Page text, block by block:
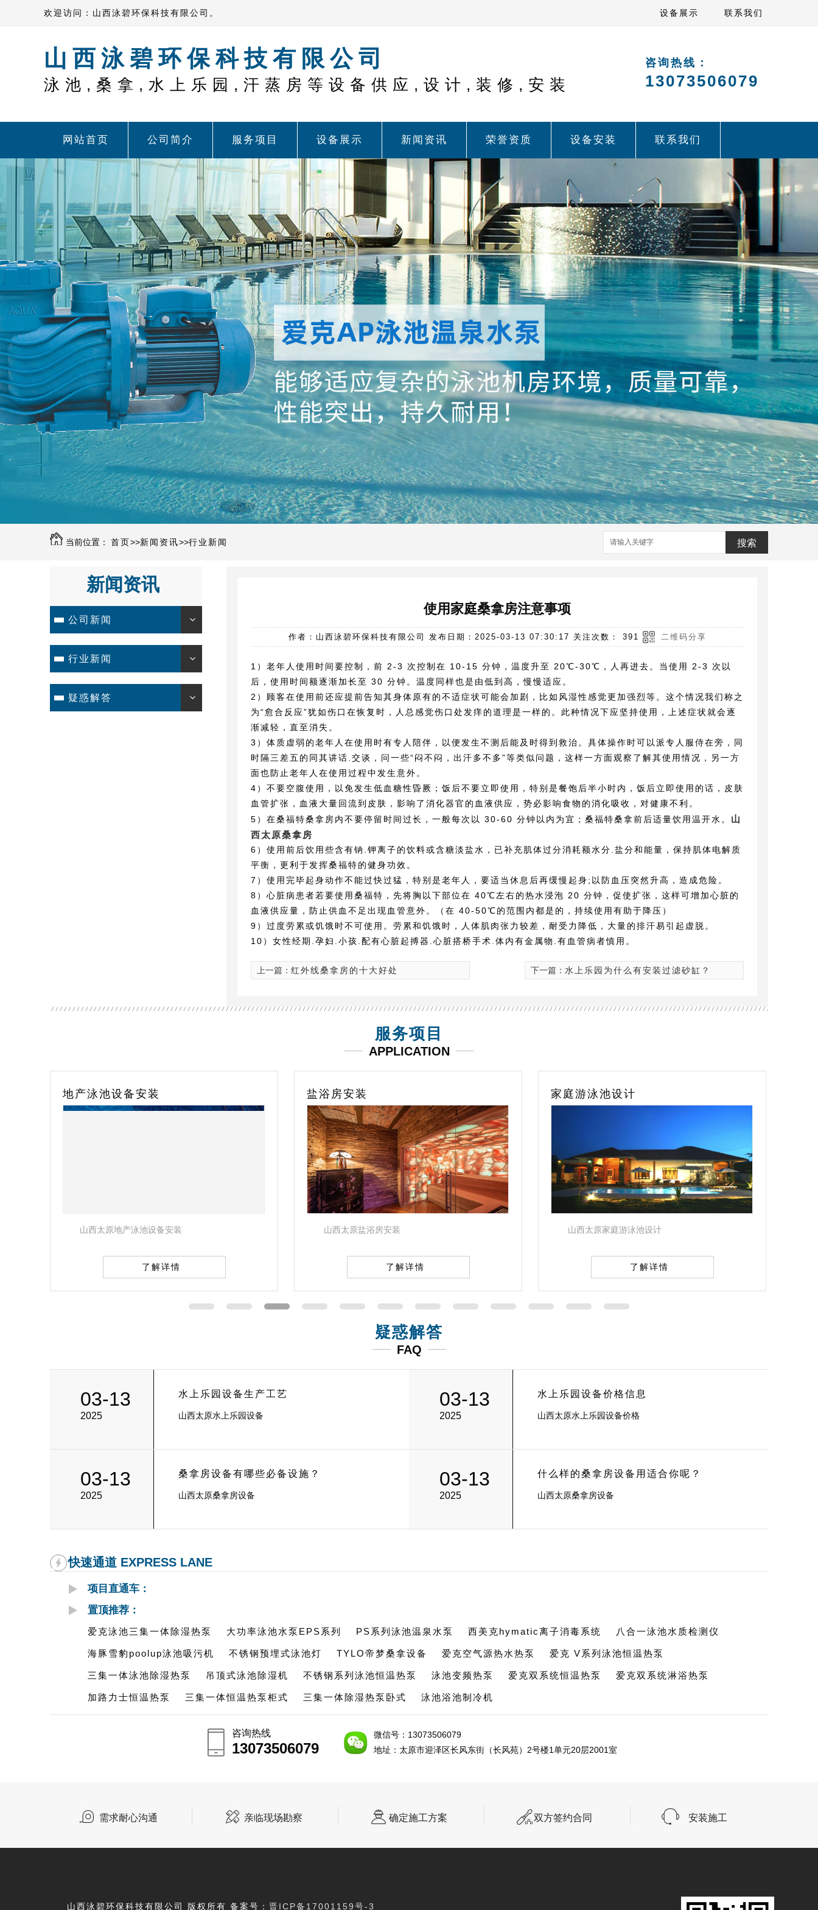
欢迎访问：山西泳碧环保科技有限公司。 设备展示 联系我们
山西泳碧环保科技有限公司
泳池,桑拿,水上乐园,汗蒸房等设备供应,设计,装修,安装
咨询热线：
13073506079
网站首页 公司简介 服务项目 设备展示 新闻资讯 荣誉资质 设备安装 联系我们
当前位置： 首页>>新闻资讯>>行业新闻
新闻资讯
公司新闻
行业新闻
疑惑解答
使用家庭桑拿房注意事项
作者：山西泳碧环保科技有限公司 发布日期：2025-03-13 07:30:17 关注次数： 391 二维码分享
1）老年人使用时间要控制，前 2-3 次控制在 10-15 分钟，温度升至 20℃-30℃，人再进去。当使用 2-3 次以
后，使用时间额逐渐加长至 30 分钟。温度同样也是由低到高，慢慢适应。
2）顾客在使用前还应提前告知其身体原有的不适症状可能会加剧，比如风湿性感觉更加强烈等。这个情况我们称之
为“愈合反应”犹如伤口在恢复时，人总感觉伤口处发痒的道理是一样的。此种情况下应坚持使用，上述症状就会逐
渐减轻，直至消失。
3）体质虚弱的老年人在使用时有专人陪伴，以便发生不测后能及时得到救治。具体操作时可以派专人服侍在旁，同
时隔三差五的同其讲话.交谈，问一些“闷不闷，出汗多不多”等类似问题，这样一方面观察了解其使用情况，另一方
面也防止老年人在使用过程中发生意外。
4）不要空腹使用，以免发生低血糖性昏厥；饭后不要立即使用，特别是餐饱后半小时内，饭后立即使用的话，皮肤
血管扩张，血液大量回流到皮肤，影响了消化器官的血液供应，势必影响食物的消化吸收，对健康不利。
5）在桑福特桑拿房内不要停留时间过长，一般每次以 30-60 分钟以内为宜；桑福特桑拿前后适量饮用温开水。 山
西太原桑拿房
6）使用前后饮用些含有钠.钾离子的饮料或含糖淡盐水，已补充肌体过分消耗额水分.盐分和能量，保持肌体电解质
平衡，更利于发挥桑福特的健身功效。
7）使用完毕起身动作不能过快过猛，特别是老年人，要适当休息后再缓慢起身;以防血压突然升高，造成危险。
8）心脏病患者若要使用桑福特，先将胸以下部位在 40℃左右的热水浸泡 20 分钟，促使扩张，这样可增加心脏的
血液供应量，防止供血不足出现血管意外。（在 40-50℃的范围内都是的，持续使用有助于降压）
9）过度劳累或饥饿时不可使用。劳累和饥饿时，人体肌肉张力较差，耐受力降低，大量的排汗易引起虚脱。
10）女性经期.孕妇.小孩.配有心脏起搏器.心脏搭桥手术.体内有金属物.有血管病者慎用。
上一篇： 红外线桑拿房的十大好处 下一篇： 水上乐园为什么有安装过滤砂缸？
服务项目
APPLICATION
产泳池设备安装
山西太原地产泳池设备安装 山西太原盐浴房安装
家庭游泳池设计
山西太原家庭游泳池设计
疑惑解答
FAQ
03-13
2025
水上乐园设备生产工艺
山西太原水上乐园设备
03-13
2025
水上乐园设备价格信息
山西太原水上乐园设备价格
03-13
2025
桑拿房设备有哪些必备设施？
山西太原桑拿房设备
03-13
2025
什么样的桑拿房设备用适合你呢？
山西太原桑拿房设备
快速通道 EXPRESS LANE
项目直通车：
置顶推荐：
爱克泳池三集一体除湿热泵 大功率泳池水泵EPS系列 PS系列泳池温泉水泵 西美克hymatic离子消毒系统 八合一泳池水质检测仪
海豚雪豹poolup泳池吸污机 不锈钢预埋式泳池灯 TYLO帝梦桑拿设备 爱克空气源热水热泵 爱克 V系列泳池恒温热泵
三集一体泳池除湿热泵 吊顶式泳池除湿机 不锈钢系列泳池恒温热泵 泳池变频热泵 爱克双系统恒温热泵 爱克双系统淋浴热泵
加路力士恒温热泵 三集一体恒温热泵柜式 三集一体除湿热泵卧式 泳池浴池制冷机
咨询热线
13073506079
13073506079
微信号：13073506079
地址：太原市迎泽区长风东街（长风苑）2号楼1单元20层2001室
需求耐心沟通 亲临现场勘察 确定施工方案 双方签约合同 安装施工
山西泳碧环保科技有限公司 版权所有 备案号： 晋ICP备17001159号-3